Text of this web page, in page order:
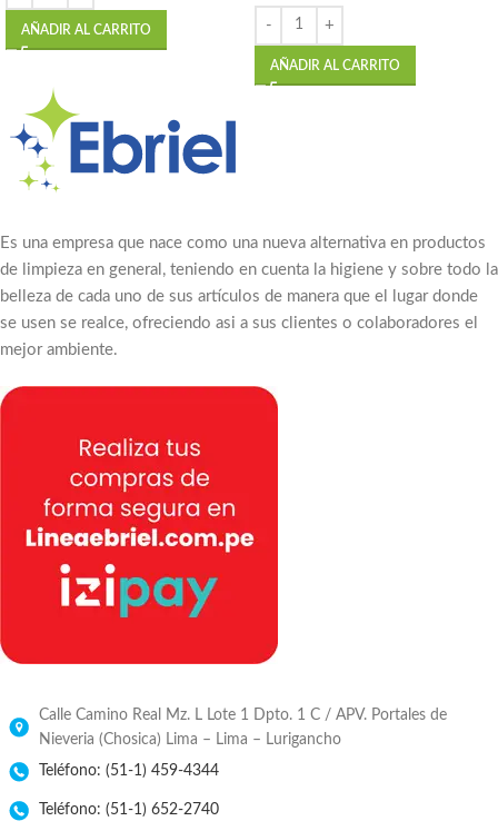
AÑADIR AL CARRITO
AÑADIR AL CARRITO
Es una empresa que nace como una nueva alternativa en productos
de limpieza en general, teniendo en cuenta la higiene y sobre todo la
belleza de cada uno de sus artículos de manera que el lugar donde
se usen se realce, ofreciendo asi a sus clientes o colaboradores el
mejor ambiente.
Calle Camino Real Mz. L Lote 1 Dpto. 1 C / APV. Portales de
Nieveria (Chosica) Lima – Lima – Lurigancho
Teléfono: (51-1) 459-4344
Teléfono: (51-1) 652-2740